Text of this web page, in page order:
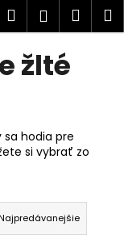
Hľadať
žlté
sa hodia pre
si vybrať zo